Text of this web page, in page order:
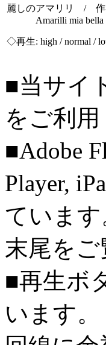
麗しのアマリリ / 作
Amarilli mia bella /
◇再生: high / normal /
■当サイ
をご利用
■Adobe
Player,
ていま
末尾をご
■再生ボ
います